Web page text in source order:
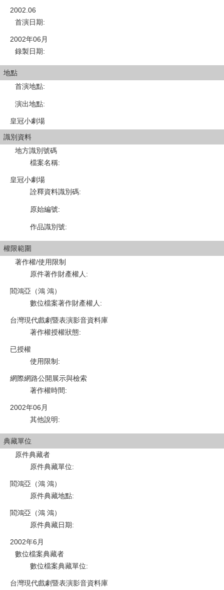
2002.06
首演日期:
2002年06月
錄製日期:
地點
首演地點:
演出地點:
皇冠小劇場
識別資料
地方識別號碼
檔案名稱:
皇冠小劇場
詮釋資料識別碼:
原始編號:
作品識別號:
權限範圍
著作權/使用限制
原件著作財產權人:
閻鴻亞（鴻 鴻）
數位檔案著作財產權人:
台灣現代戲劇暨表演影音資料庫
著作權授權狀態:
已授權
使用限制 :
網際網路公開展示與檢索
著作權時間:
2002年06月
其他說明:
典藏單位
原件典藏者
原件典藏單位:
閻鴻亞（鴻 鴻）
原件典藏地點:
閻鴻亞（鴻 鴻）
原件典藏日期:
2002年6月
數位檔案典藏者
數位檔案典藏單位:
台灣現代戲劇暨表演影音資料庫